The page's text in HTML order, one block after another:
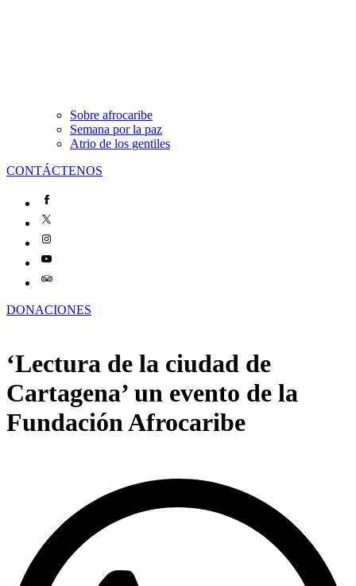
Sobre afrocaribe
Semana por la paz
Atrio de los gentiles
CONTÁCTENOS
DONACIONES
‘Lectura de la ciudad de
Cartagena’ un evento de la
Fundación Afrocaribe